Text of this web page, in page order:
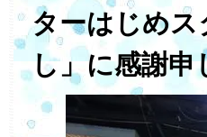
ターはじめス
し」に感謝申